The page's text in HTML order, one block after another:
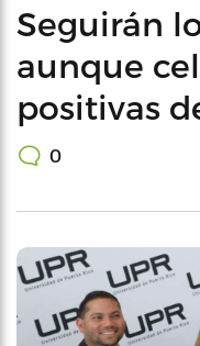
Seguirán
aunque
positivas
0